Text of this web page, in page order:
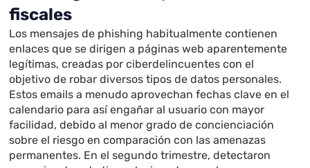
fiscales
Los mensajes de phishing habitualmente contienen
enlaces que se dirigen a páginas web aparentemente
legítimas, creadas por ciberdelincuentes con el
objetivo de robar diversos tipos de datos personales.
Estos emails a menudo aprovechan fechas clave en el
calendario para así engañar al usuario con mayor
facilidad, debido al menor grado de concienciación
sobre el riesgo en comparación con las amenazas
permanentes. En el segundo trimestre, detectaron